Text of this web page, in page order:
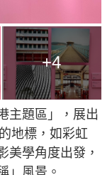
+4
主題區」，展出
地標，如彩虹
美學角度出發，
」風景。